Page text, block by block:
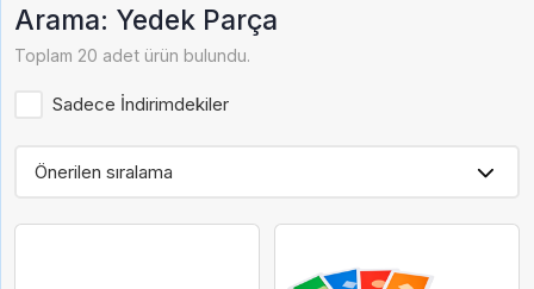
Arama: Yedek Parça
Toplam 20 adet ürün bulundu.
Sadece İndirimdekiler